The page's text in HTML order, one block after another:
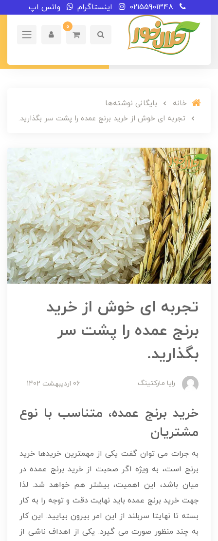
02155901348 اینستاگرام واتس اپ
0
خانه
بایگانی نوشته‌ها
تجربه ای خوش از خرید برنج عمده را پشت سر بگذارید.
تجربه ای خوش از خرید
برنج عمده را پشت سر
بگذارید.
رایا مارکتینگ 06 ارديبهشت 1402
خرید برنج عمده، متناسب با نوع
مشتریان
به جرات می توان گفت یکی از مهمترین خریدها خرید
برنج است، به ویژه اگر صحبت از خرید برنج عمده در
میان باشد، این اهمیت، بیشتر هم خواهد شد. لذا
جهت خرید برنج عمده باید نهایت دقت و توجه را به کار
بسته تا نهایتا سربلند از این امر بیرون بیایید. این کار
به چند منظور صورت می گیرد. یکی از اهداف ناشی از